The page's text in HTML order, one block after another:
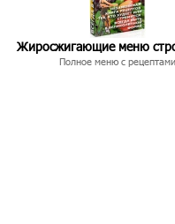
Жиросжигающие меню
Полное меню с рецептами